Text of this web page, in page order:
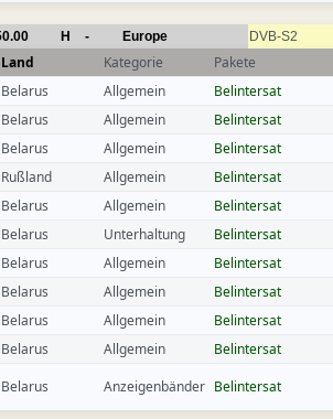
H - Europe DVB-S2
Land Kategorie Pakete
Belarus Allgemein Belintersat
Belarus Allgemein Belintersat
Belarus Allgemein Belintersat
Rußland Allgemein Belintersat
Belarus Allgemein Belintersat
Belarus Unterhaltung Belintersat
Belarus Allgemein Belintersat
Belarus Allgemein Belintersat
Belarus Allgemein Belintersat
Belarus Allgemein Belintersat
Belarus Anzeigenbänder Belintersat